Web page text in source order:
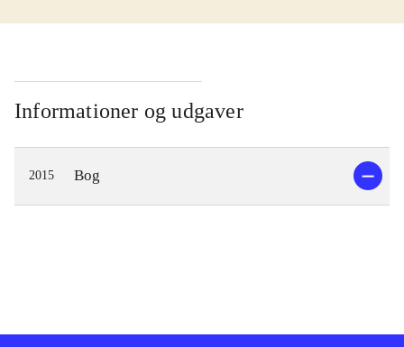
kager, tærter, is, sorbet og granité,
Derefter afsluttes med et dansk og et
fransk register. Hver opskrift følges
af et billede af opskriften
Virkelig flot bog, hvor opskrifterne
præsenteres smukt, både med tekst
og smukke billeder. Opskrifterne er
erDen franske bager, der dog også
Informationer og udgaver
2015 Bog